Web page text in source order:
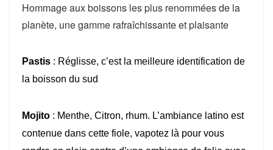
Hommage aux boissons les plus renommées de la
planète, une gamme rafraîchissante et plaisante
Pastis : Réglisse, c’est la meilleure identification de
la boisson du sud
Mojito : Menthe, Citron, rhum. L’ambiance latino est
contenue dans cette fiole, vapotez là pour vous